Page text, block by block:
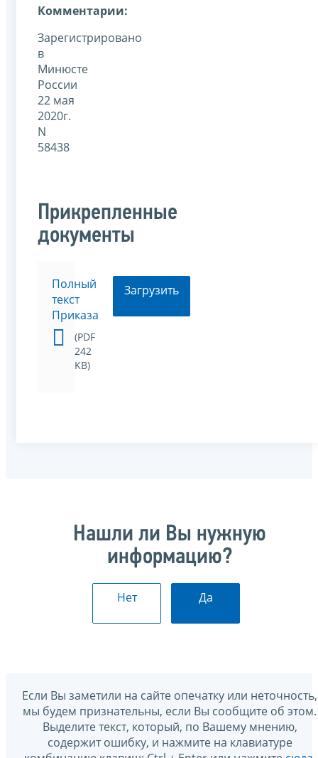
Комментарии:
Зарегистрировано
в
Минюсте
России
22 мая
2020г.
N
58438
Прикрепленные
документы
Полный
текст
Приказа
(PDF
242
KB)
Загрузить
Нашли ли Вы нужную
информацию?
Нет Да
Если Вы заметили на сайте опечатку или неточность,
мы будем признательны, если Вы сообщите об этом.
Выделите текст, который, по Вашему мнению,
содержит ошибку, и нажмите на клавиатуре